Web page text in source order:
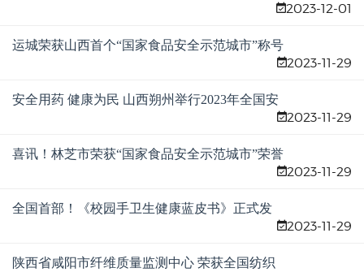
2023-12-01
运城荣获山西首个“国家食品安全示范城市”称号
2023-11-29
安全用药 健康为民 山西朔州举行2023年全国安
2023-11-29
喜讯！林芝市荣获“国家食品安全示范城市”荣誉
2023-11-29
全国首部！《校园手卫生健康蓝皮书》正式发
2023-11-29
陕西省咸阳市纤维质量监测中心 荣获全国纺织